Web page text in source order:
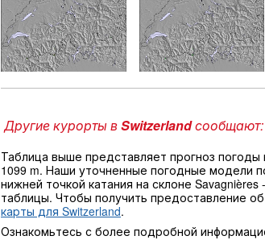
Другие курорты вSwitzerlandсообщают:
Таблица выше представляет прогноз погоды
1099 m. Наши уточненные погодные модели
нижней точкой катания на склоне
таблицы. Чтобы получить предоставление
карты для Switzerland.
Ознакомьтесь с более подробной